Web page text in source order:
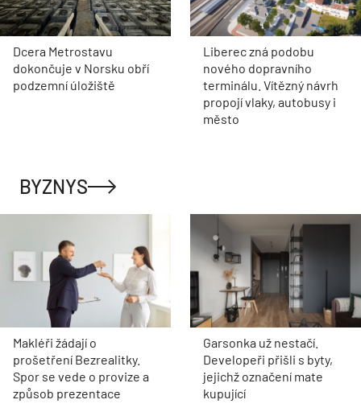
Dcera Metrostavu
dokončuje v Norsku obří
podzemní úložiště
Liberec zná podobu
nového dopravního
terminálu. Vítězný návrh
propojí vlaky, autobusy i
město
BYZNYS
Makléři žádají o
prošetření Bezrealitky.
Spor se vede o provize a
způsob prezentace
Garsonka už nestačí.
Developeři přišli s byty,
jejichž označení mate
kupující